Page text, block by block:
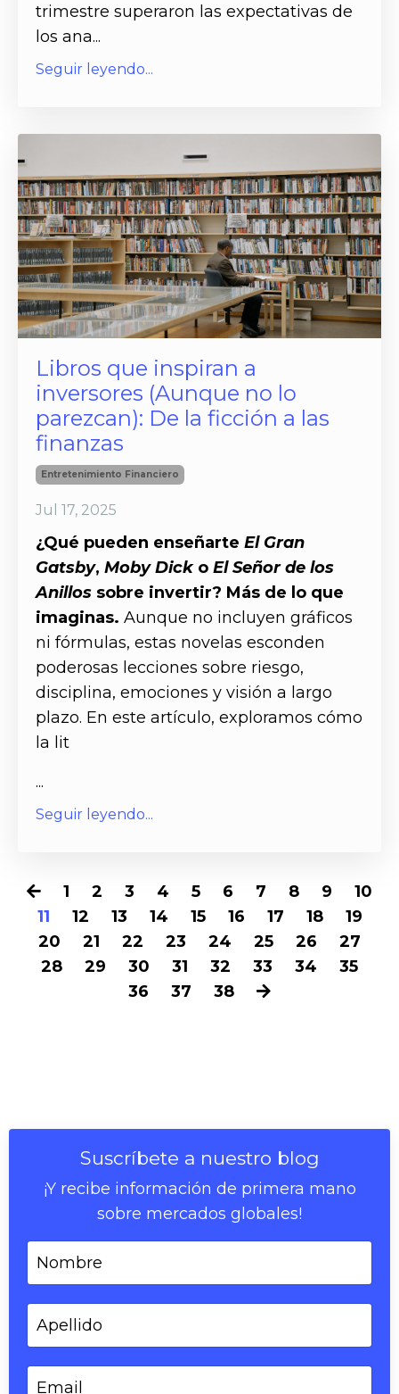
trimestre superaron las expectativas de
los ana...
Seguir leyendo...
Libros que inspiran a
inversores (Aunque no lo
parezcan): De la ficción a las
finanzas
Entretenimiento Financiero
Jul 17, 2025
¿Qué pueden enseñarte El Gran
Gatsby, Moby Dicko El Señor de los
Anillos sobre invertir? Más de lo que
imaginas. Aunque no incluyen gráficos
ni fórmulas, estas novelas esconden
poderosas lecciones sobre riesgo,
disciplina, emociones y visión a largo
plazo. En este artículo, exploramos cómo
la lit
...
Seguir leyendo...
1 2 3 4 5 6 7 8 9
10
11
12 13 14 15 16 17 18
19
20
21 22 23 24 25 26
27
28
29 30 31 32 33 34
35
36
37 38
Suscríbete a nuestro blog
¡Y recibe información de primera mano
sobre mercados globales!